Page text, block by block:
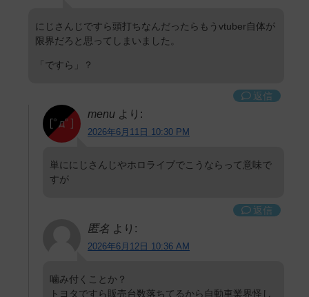
にじさんじですら頭打ちなんだったらもうvtuber自体が
限界だろと思ってしまいました。
「ですら」？
返信
menu より:
2026年6月11日 10:30 PM
単ににじさんじやホロライブでこうならって意味で
すが
返信
匿名 より:
2026年6月12日 10:36 AM
噛み付くことか？
トヨタですら販売台数落ちてるから自動車業界怪し